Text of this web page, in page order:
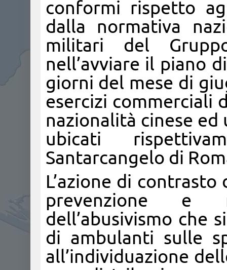
conformi rispetto
dalla normativa
militari del
nell’avviare il piano
giorni del mese di
esercizi commerciali
nazionalità cinese
ubicati
Santarcangelo di
L’azione di
prevenzione e
dell’abusivismo che
di ambulanti sulle
all’individuazione